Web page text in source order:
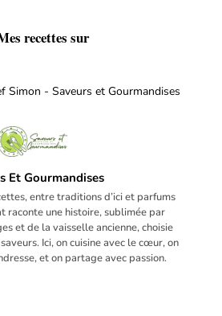
recettes sur
Et Gourmandises
entre traditions d’ici et parfums
raconte une histoire, sublimée par
et de la vaisselle ancienne, choisie
Ici, on cuisine avec le cœur, on
et on partage avec passion.